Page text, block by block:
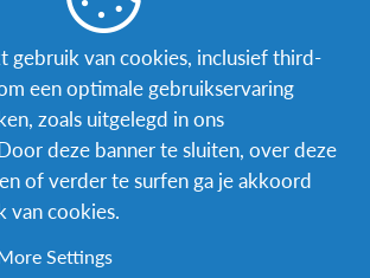
FacebookInstagramMessenger
Naar het buitenland
Word gastgezin
gebruik van cookies, inclusief third-
een optimale gebruikservaring
zoals uitgelegd in ons
deze banner te sluiten, over deze
of verder te surfen ga je akkoord
van cookies.
Settings